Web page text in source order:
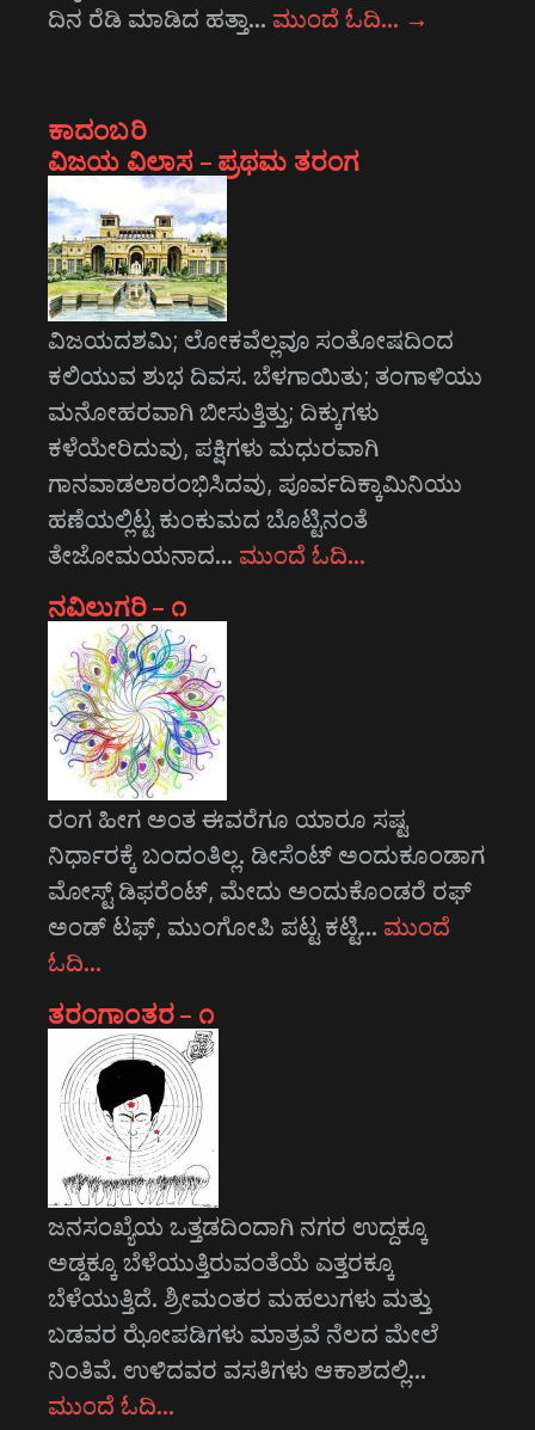
ದಿನ ರೆಡಿ ಮಾಡಿದ ಹತ್ತಾ… ಮುಂದೆ ಓದಿ… →
ಕಾದಂಬರಿ
ವಿಜಯ ವಿಲಾಸ – ಪ್ರಥಮ ತರಂಗ
ವಿಜಯದಶಮಿ; ಲೋಕವೆಲ್ಲವೂ ಸಂತೋಷದಿಂದ
ಕಲಿಯುವ ಶುಭ ದಿವಸ. ಬೆಳಗಾಯಿತು; ತಂಗಾಳಿಯು
ಮನೋಹರವಾಗಿ ಬೀಸುತ್ತಿತ್ತು; ದಿಕ್ಕುಗಳು
ಕಳೆಯೇರಿದುವು, ಪಕ್ಷಿಗಳು ಮಧುರವಾಗಿ
ಗಾನವಾಡಲಾರಂಭಿಸಿದವು, ಪೂರ್ವದಿಕ್ಕಾಮಿನಿಯು
ಹಣೆಯಲ್ಲಿಟ್ಟ ಕುಂಕುಮದ ಬೊಟ್ಟಿನಂತೆ
ತೇಜೋಮಯನಾದ… ಮುಂದೆ ಓದಿ…
ನವಿಲುಗರಿ – ೧
ರಂಗ ಹೀಗ ಅಂತ ಈವರೆಗೂ ಯಾರೂ ಸಷ್ಟ
ನಿರ್ಧಾರಕ್ಕೆ ಬಂದಂತಿಲ್ಲ. ಡೀಸೆಂಟ್ ಅಂದುಕೂಂಡಾಗ
ಮೋಸ್ಟ್‌ ಡಿಫರೆಂಟ್‌, ಮೇದು ಅಂದುಕೊಂಡರೆ ರಫ್
ಅಂಡ್ ಟಫ್, ಮುಂಗೋಪಿ ಪಟ್ಟ ಕಟ್ಟಿ… ಮುಂದೆ
ಓದಿ…
ತರಂಗಾಂತರ – ೧
ಜನಸಂಖ್ಯೆಯ ಒತ್ತಡದಿಂದಾಗಿ ನಗರ ಉದ್ದಕ್ಕೂ
ಅಡ್ಡಕ್ಕೂ ಬೆಳೆಯುತ್ತಿರುವಂತೆಯೆ ಎತ್ತರಕ್ಕೂ
ಬೆಳೆಯುತ್ತಿದೆ. ಶ್ರೀಮಂತರ ಮಹಲುಗಳು ಮತ್ತು
ಬಡವರ ಝೋಪಡಿಗಳು ಮಾತ್ರವೆ ನೆಲದ ಮೇಲೆ
ನಿಂತಿವೆ. ಉಳಿದವರ ವಸತಿಗಳು ಆಕಾಶದಲ್ಲಿ…
ಮುಂದೆ ಓದಿ…